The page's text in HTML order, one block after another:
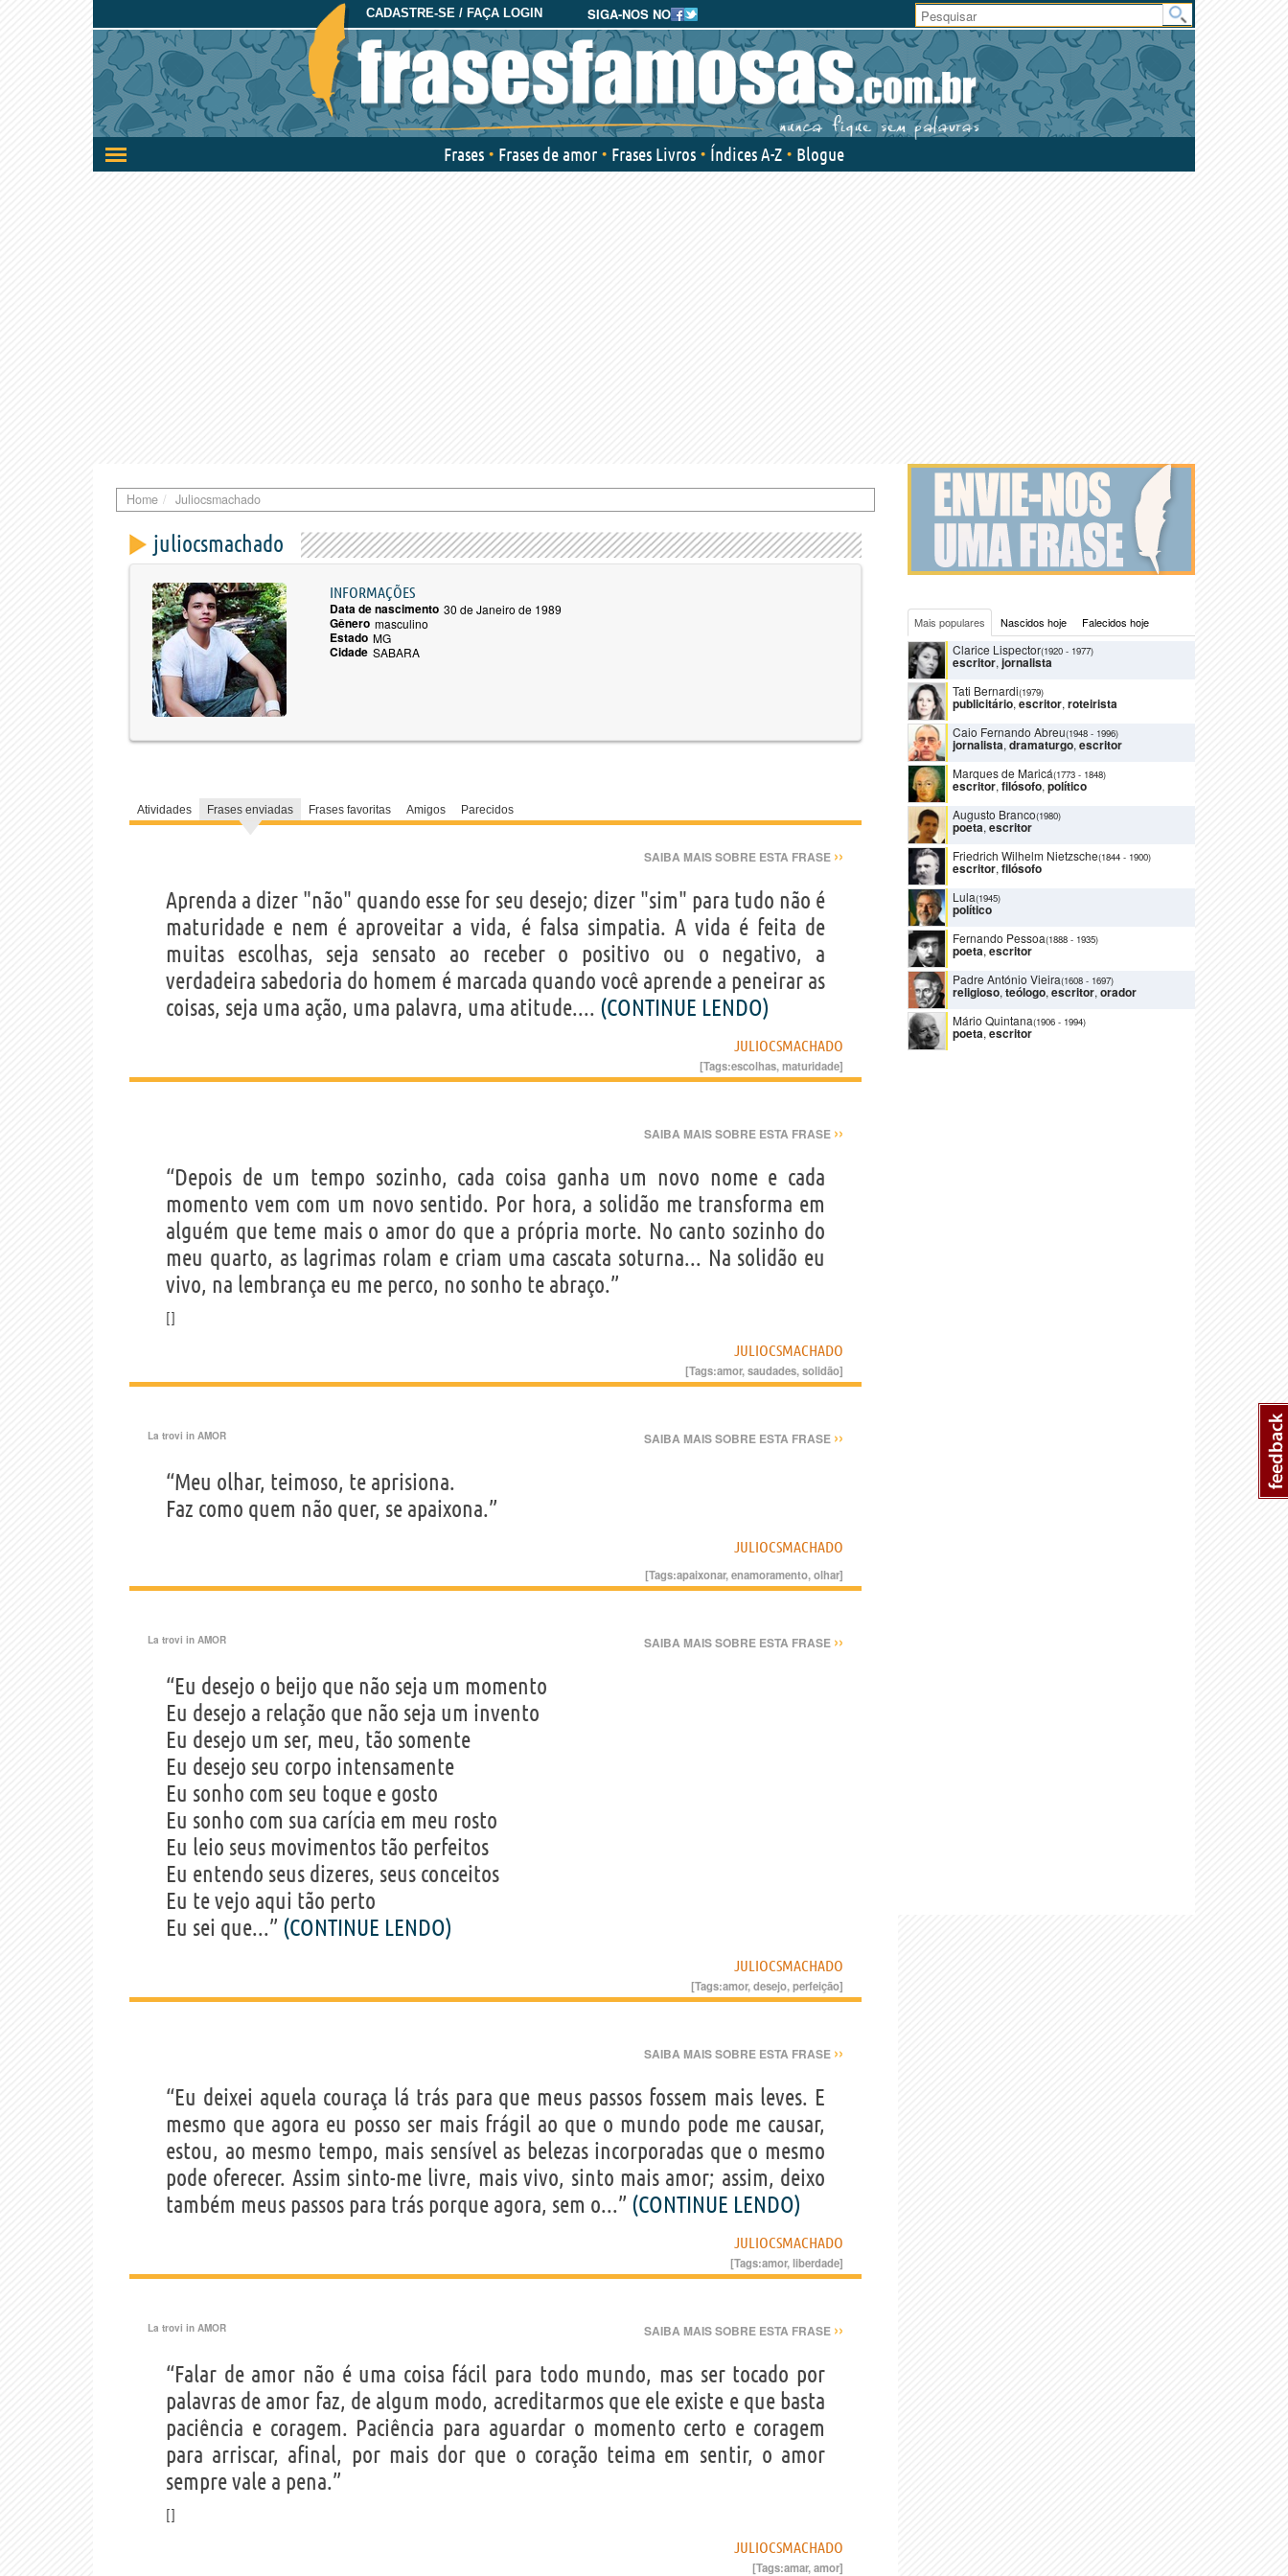
SIGA-NOS NO
CADASTRE-SE / FAÇA LOGIN
Ativar/desativar
a
Área
do
Usuário
Frases Frases de amor Frases Livros Índices A-Z Blogue
Home Juliocsmachado
juliocsmachado
INFORMAÇÕES
Data de nascimento 30 de Janeiro de 1989
Gênero masculino
Estado MG
Cidade SABARA
Atividades Frases enviadas Frases favoritas Amigos Parecidos
SAIBA MAIS SOBRE ESTA FRASE ››
Aprenda a dizer "não" quando esse for seu desejo; dizer "sim" para tudo não é
maturidade e nem é aproveitar a vida, é falsa simpatia. A vida é feita de
muitas escolhas, seja sensato ao receber o positivo ou o negativo, a
verdadeira sabedoria do homem é marcada quando você aprende a peneirar as
coisas, seja uma ação, uma palavra, uma atitude.... (CONTINUE LENDO)
JULIOCSMACHADO
[Tags:escolhas,maturidade]
SAIBA MAIS SOBRE ESTA FRASE ››
“Depois de um tempo sozinho, cada coisa ganha um novo nome e cada
momento vem com um novo sentido. Por hora, a solidão me transforma em
alguém que teme mais o amor do que a própria morte. No canto sozinho do
meu quarto, as lagrimas rolam e criam uma cascata soturna... Na solidão eu
vivo, na lembrança eu me perco, no sonho te abraço.”
JULIOCSMACHADO
[Tags:amor,saudades,solidão]
La trovi in AMOR SAIBA MAIS SOBRE ESTA FRASE ››
“Meu olhar, teimoso, te aprisiona.
Faz como quem não quer, se apaixona.”
JULIOCSMACHADO
[Tags:apaixonar,enamoramento,olhar]
La trovi in AMOR SAIBA MAIS SOBRE ESTA FRASE ››
“Eu desejo o beijo que não seja um momento
Eu desejo a relação que não seja um invento
Eu desejo um ser, meu, tão somente
Eu desejo seu corpo intensamente
Eu sonho com seu toque e gosto
Eu sonho com sua carícia em meu rosto
Eu leio seus movimentos tão perfeitos
Eu entendo seus dizeres, seus conceitos
Eu te vejo aqui tão perto
Eu sei que...” (CONTINUE LENDO)
JULIOCSMACHADO
[Tags:amor,desejo,perfeição]
SAIBA MAIS SOBRE ESTA FRASE ››
“Eu deixei aquela couraça lá trás para que meus passos fossem mais leves. E
mesmo que agora eu posso ser mais frágil ao que o mundo pode me causar,
estou, ao mesmo tempo, mais sensível as belezas incorporadas que o mesmo
pode oferecer. Assim sinto-me livre, mais vivo, sinto mais amor; assim, deixo
também meus passos para trás porque agora, sem o...” (CONTINUE LENDO)
JULIOCSMACHADO
[Tags:amor,liberdade]
La trovi in AMOR SAIBA MAIS SOBRE ESTA FRASE ››
“Falar de amor não é uma coisa fácil para todo mundo, mas ser tocado por
palavras de amor faz, de algum modo, acreditarmos que ele existe e que basta
paciência e coragem. Paciência para aguardar o momento certo e coragem
para arriscar, afinal, por mais dor que o coração teima em sentir, o amor
sempre vale a pena.”
JULIOCSMACHADO
[Tags:amar,amor]
Mais populares Nascidos hoje Falecidos hoje
Clarice Lispector(1920 - 1977)
escritor, jornalista
Tati Bernardi(1979)
publicitário, escritor, roteirista
Caio Fernando Abreu(1948 - 1996)
jornalista, dramaturgo, escritor
Marques de Maricá(1773 - 1848)
escritor, filósofo, político
Augusto Branco(1980)
poeta, escritor
Friedrich Wilhelm Nietzsche(1844 - 1900)
escritor, filósofo
Lula(1945)
político
Fernando Pessoa(1888 - 1935)
poeta, escritor
Padre António Vieira(1608 - 1697)
religioso, teólogo, escritor, orador
Mário Quintana(1906 - 1994)
poeta, escritor